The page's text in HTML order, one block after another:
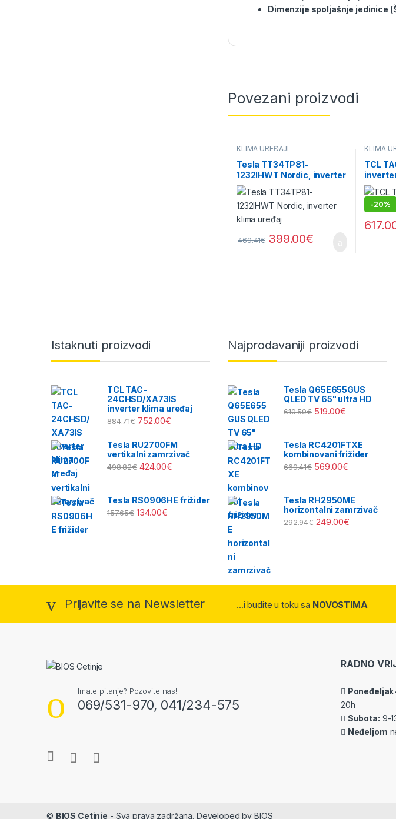
Dimenzije spoljašnje jedinice
Povezani proizvodi
KLIMA UREĐAJI
Tesla TT34TP81-
1232IHWT Nordic, inverter
klima uređaj
469.41€ 399.00€
KLIMA
TCL
-20%
Brands Carousel
Istaknuti proizvodi
TCL TAC-
24CHSD/XA73IS
inverter klima uređaj
884.71€ 752.00€
Tesla RU2700FM
vertikalni zamrzivač
498.82€ 424.00€
Tesla RS0906HE frižider
157.65€ 134.00€
Najprodavaniji proizvodi
Tesla Q65E655GUS
QLED TV 65" ultra HD
610.59€ 519.00€
Tesla RC4201FTXE
kombinovani frižider
669.41€ 569.00€
Tesla RH2950ME
horizontalni zamrzivač
292.94€ 249.00€
Prijavite se na Newsletter ...i budite u toku sa NOVOSTIMA
Imate pitanje? Pozovite nas!
069/531-970, 041/234-575
RADNO
Poneđeljak
20h
Subota: 9-
Neđeljom
© BIOS Cetinje - Sva prava zadržana. Developed by BIOS